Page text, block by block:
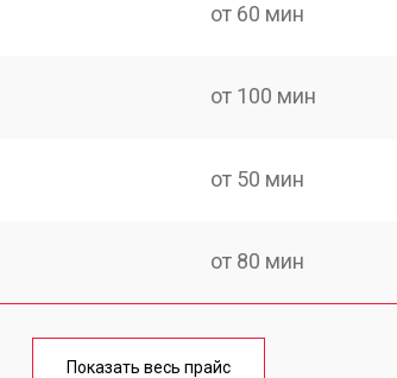
от 60 мин
от 100 мин
от 50 мин
от 80 мин
от 50 мин
Показать весь прайс